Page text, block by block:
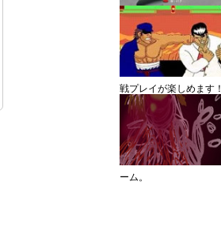
戦プレイが楽しめます！
ーム。